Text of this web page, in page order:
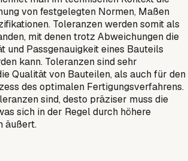
von festgelegten Normen, Maßen
Toleranzen werden somit als
mit denen trotz Abweichungen die
und Passgenauigkeit eines Bauteils
kann. Toleranzen sind sehr
Qualität von Bauteilen, als auch für den
des optimalen Fertigungsverfahrens.
sind, desto präziser muss die
sich in der Regel durch höhere
äußert.